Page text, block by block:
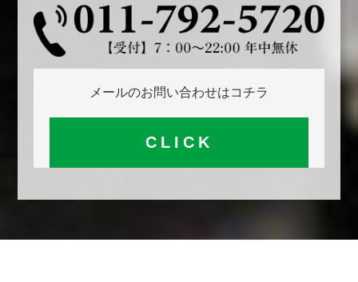
メールのお問い合わせはコチラ
CLICK